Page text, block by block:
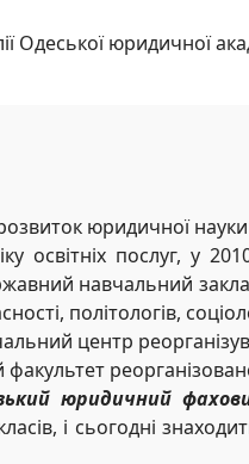
Одеської юридичної
юридичної
освітніх послуг, у
навчальний
політологів,
центр
юридичний
і сьогодні